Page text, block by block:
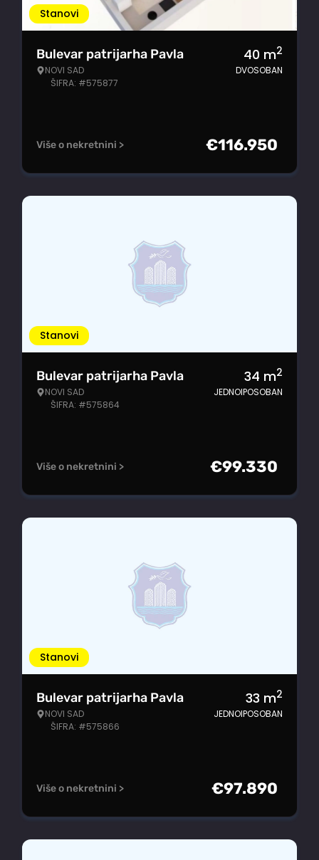
Stanovi
Bulevar patrijarha Pavla
NOVI SAD
ŠIFRA: #575877
40 m2
DVOSOBAN
Više o nekretnini > €116.950
Stanovi
Bulevar patrijarha Pavla
NOVI SAD
ŠIFRA: #575864
34 m2
JEDNOIPOSOBAN
Više o nekretnini > €99.330
Stanovi
Bulevar patrijarha Pavla
NOVI SAD
ŠIFRA: #575866
33 m2
JEDNOIPOSOBAN
Više o nekretnini > €97.890